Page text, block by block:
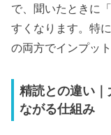
で、聞いたときに
すくなります。特
の両方でインプッ
精読との違い
ながる仕組み